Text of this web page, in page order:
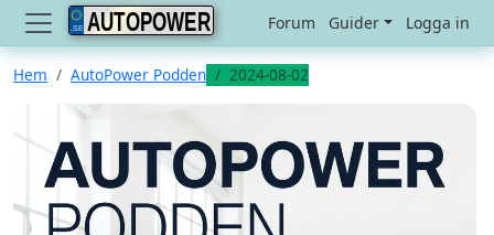
AUTOPOWER Forum Guider Logga in
Hem AutoPower Podden 2024-08-02